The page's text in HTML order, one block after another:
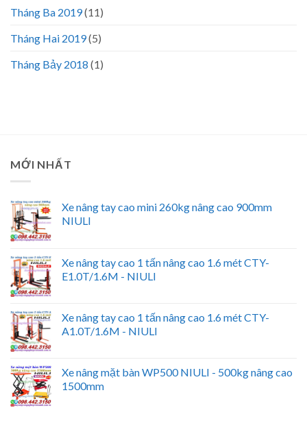
Tháng Ba 2019(11)
Tháng Hai 2019(5)
Tháng Bảy 2018 (1)
MỚI NHẤT
Xe nâng tay cao mini 260kg nâng cao 900mm
NIULI
Xe nâng tay cao 1 tấn nâng cao 1.6 mét CTY-
E1.0T/1.6M - NIULI
Xe nâng tay cao 1 tấn nâng cao 1.6 mét CTY-
A1.0T/1.6M - NIULI
Xe nâng mặt bàn WP500 NIULI - 500kg nâng cao
1500mm